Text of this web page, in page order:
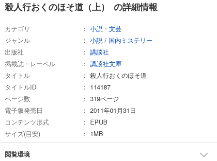
殺人行おくのほそ道（上） の詳細情報
カテゴリ
小説・文芸
ジャンル
小説 / 国内ミステリー
出版社
講談社
掲載誌・レーベル
講談社文庫
タイトル
殺人行おくのほそ道
タイトルID
114187
ページ数
319ページ
電子版発売日
2011年01月31日
コンテンツ形式
EPUB
サイズ(目安)
1MB
閲覧環境